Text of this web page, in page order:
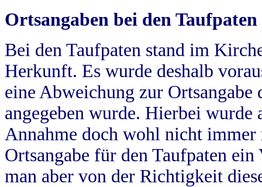
Ortsangaben bei den Taufpaten
Bei den Taufpaten stand im
Herkunft. Es wurde deshalb
eine Abweichung zur
angegeben wurde. Hierbei wurde
Annahme doch wohl nicht
Ortsangabe für den Taufpaten
man aber von der Richtigkeit